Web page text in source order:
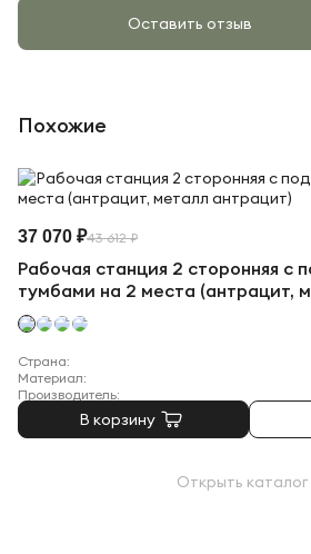
Оставить отзыв
Похожие
Рабочая станция 2 сторонняя с
тумбами на 2 места (антрацит,
37 070 ₽43 612 ₽
В корзину
Страна:
Материал:
Производитель:
Открыть каталог